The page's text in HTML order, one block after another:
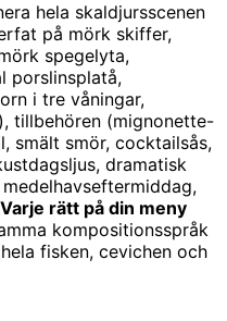
hela skaldjursscenen
på mörk skiffer,
spegelyta,
porslinsplatå,
i tre våningar,
tillbehören (mignonette-
smält smör, cocktailsås,
dramatisk
Varje rätt på din meny
kompositionsspråk
fisken, cevichen och